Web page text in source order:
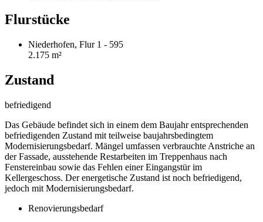
Flurstücke
Niederhofen, Flur 1 - 595
2.175 m²
Zustand
befriedigend
Das Gebäude befindet sich in einem dem Baujahr entsprechenden
befriedigenden Zustand mit teilweise baujahrsbedingtem
Modernisierungsbedarf. Mängel umfassen verbrauchte Anstriche an
der Fassade, ausstehende Restarbeiten im Treppenhaus nach
Fenstereinbau sowie das Fehlen einer Eingangstür im
Kellergeschoss. Der energetische Zustand ist noch befriedigend,
jedoch mit Modernisierungsbedarf.
Renovierungsbedarf